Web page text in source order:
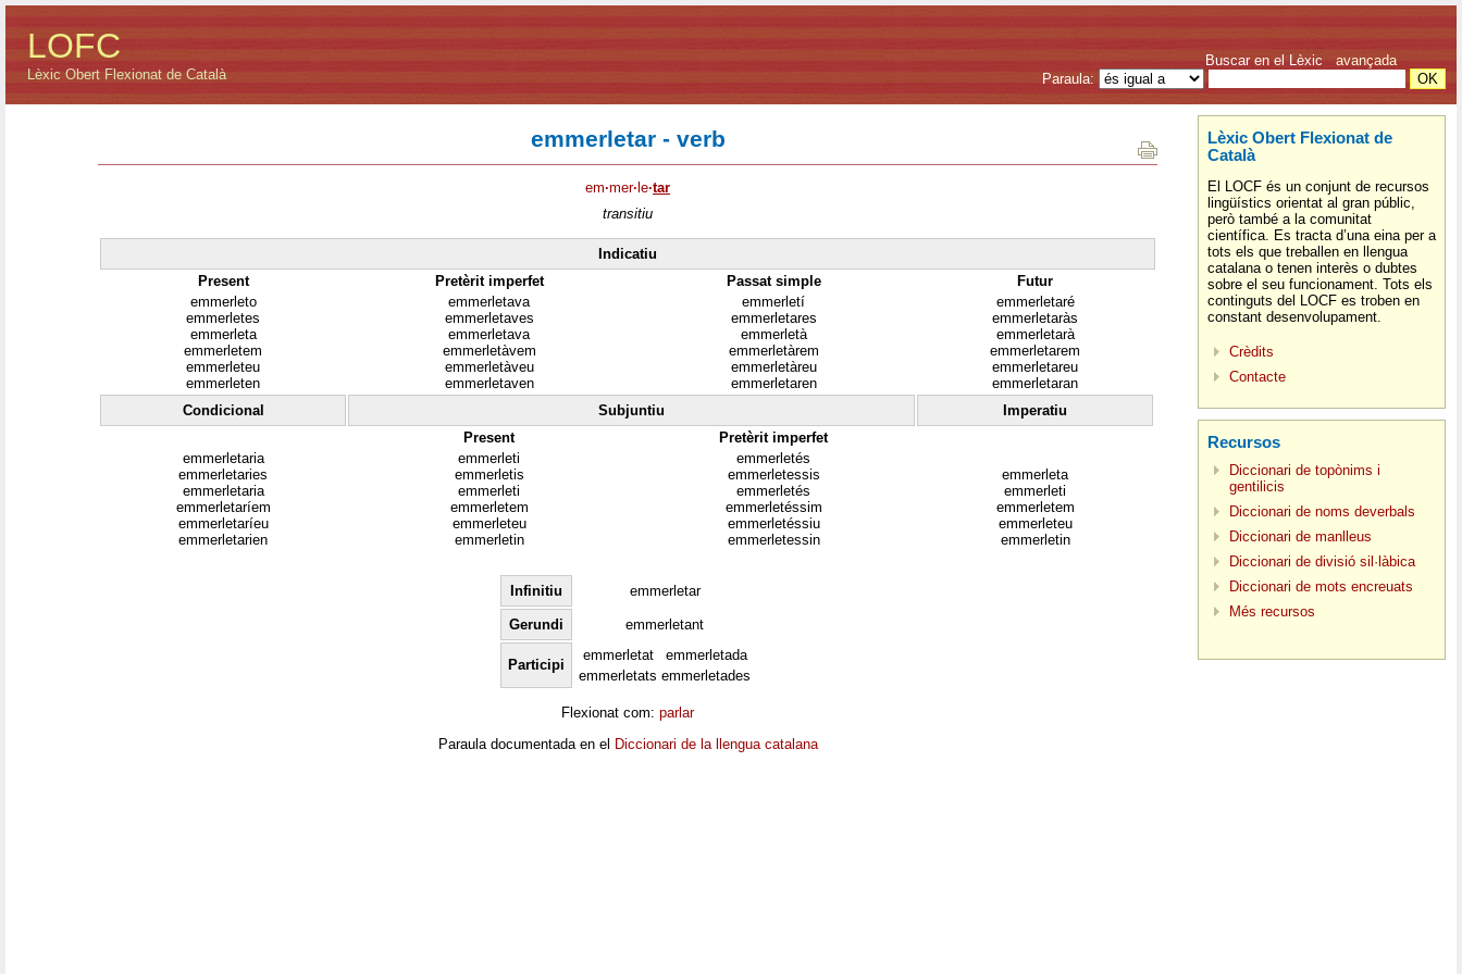
LOFC
Lèxic Obert Flexionat de Català
Buscar en el Lèxic avançada
Paraula:
emmerletar - verb
em·mer· le·tar
transitiu
Indicatiu
Present
Pretèrit imperfet Passat simple
Futur
emmerleto
emmerletes
emmerleta
emmerletem
emmerleteu
emmerleten
emmerletava
emmerletaves
emmerletava
emmerletàvem
emmerletàveu
emmerletaven
emmerletí
emmerletares
emmerletà
emmerletàrem
emmerletàreu
emmerletaren
emmerletaré
emmerletaràs
emmerletarà
emmerletarem
emmerletareu
emmerletaran
Condicional
Subjuntiu
Imperatiu
Present
Pretèrit imperfet
emmerletaria
emmerletaries
emmerletaria
emmerletaríem
emmerletaríeu
emmerletarien
emmerleti
emmerletis
emmerleti
emmerletem
emmerleteu
emmerletin
emmerletés
emmerletessis
emmerletés
emmerletéssim
emmerletéssiu
emmerletessin
emmerleta
emmerleti
emmerletem
emmerleteu
emmerletin
Infinitiu emmerletar
Gerundi emmerletant
Participi
emmerletat
emmerletada
emmerletats emmerletades
Flexionat com: parlar
Paraula documentada en el Diccionari de la llengua catalana
Lèxic Obert Flexionat de
Català
El LOCF és un conjunt de recursos
lingüístics orientat al gran públic,
però també a la comunitat
científica. Es tracta d’una eina per a
tots els que treballen en llengua
catalana o tenen interès o dubtes
sobre el seu funcionament. Tots els
continguts del LOCF es troben en
constant desenvolupament.
Crèdits
Contacte
Recursos
Diccionari de topònims i
gentilicis
Diccionari de noms deverbals
Diccionari de manlleus
Diccionari de divisió sil·làbica
Diccionari de mots encreuats
Més recursos